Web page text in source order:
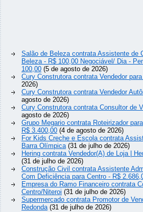
Salão de Beleza contrata Assistente de
Beleza - R$ 100,00 Negociável/ Dia -
100,00 (5 de agosto de 2026)
Cury Construtora contrata Vendedor
2026)
Cury Construtora contrata Vendedor
agosto de 2026)
Cury Construtora contrata Consultor de
agosto de 2026)
Grupo Megario contrata Roteirizador
R$ 3.400,00 (4 de agosto de 2026)
For Kids Creche e Escola contrata
Barra Olímpica(31 de julho de 2026)
Hering contrata Vendedor(A) de Loja |
(31 de julho de 2026)
Construção Civil contrata Assistente
Com Deficiência para Centro - R$
Empresa do Ramo Financeiro contrata
Centro/Niteroi (31 de julho de 2026)
Supermercado contrata Promotor de
Redonda(31 de julho de 2026)